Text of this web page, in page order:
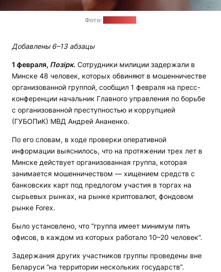
Фото:
Добавлены 6–13 абзацы
1 февраля, Позірк. Сотрудники милиции задержали в
Минске 48 человек, которых обвиняют в мошенничестве
организованной группой, сообщил 1 февраля на пресс-
конференции начальник Главного управления по борьбе
с организованной преступностью и коррупцией
(ГУБОПиК) МВД Андрей Ананенко.
По его словам, в ходе проверки оперативной
информации выяснилось, что на протяжении трех лет в
Минске действует организованная группа, которая
занимается мошенничеством — хищением средств с
банковских карт под предлогом участия в торгах на
сырьевых рынках, на рынке криптовалют, фондовом
рынке Foreх.
Было установлено, что “группа имеет минимум пять
офисов, в каждом из которых работало 10–20 человек”.
Задержания других участников группы проведены вне
Беларуси “на территории нескольких государств”.